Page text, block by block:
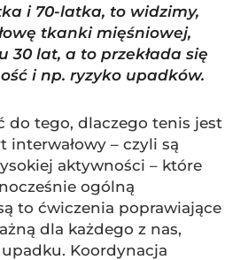
i 70-latka, to widzimy,
tkanki mięśniowej,
30 lat, a to przekłada się
i np. ryzyko upadków.
do tego, dlaczego tenis jest
interwałowy – czyli są
aktywności – które
ogólną
to ćwiczenia poprawiające
dla każdego z nas,
Koordynacja